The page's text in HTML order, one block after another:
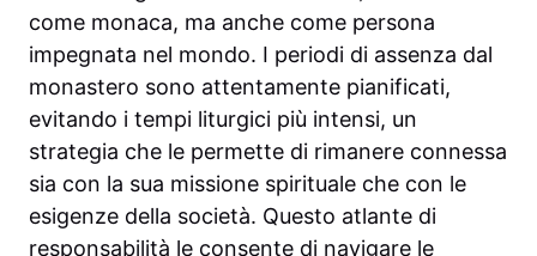
come monaca, ma anche come persona
impegnata nel mondo. I periodi di assenza dal
monastero sono attentamente pianificati,
evitando i tempi liturgici più intensi, un
strategia che le permette di rimanere connessa
sia con la sua missione spirituale che con le
esigenze della società. Questo atlante di
responsabilità le consente di navigare le